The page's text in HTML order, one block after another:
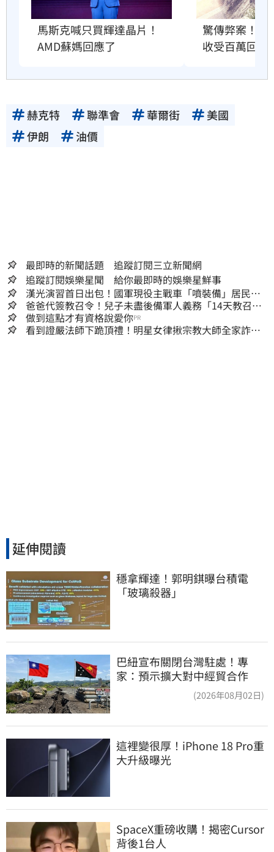
馬斯克喊只買輝達晶片！
AMD蘇媽回應了
驚傳弊案！
收受百萬回扣
赫克特 聯準會 華爾街
美國
伊朗
油價
最即時的新聞話題 追蹤訂閱三立新聞網
追蹤訂閱娛樂星聞 給你最即時的娛樂星鮮事
漢光演習首日出包！國軍現役主戰車「噴裝備」居民撿
到零件…軍方說話了
爸爸代簽教召令！兒子未盡後備軍人義務「14天教召不
去」換3個月刑期
做到這點才有資格說愛你PR
看到證嚴法師下跪頂禮！明星女律揪宗教大師全家詐慈
延伸閱讀
穩拿輝達！郭明錤曝台積電
「玻璃殺器」
巴紐宣布關閉台灣駐處！專
家：預示擴大對中經貿合作
(2026年08月02日)
這裡變很厚！iPhone 18 Pro重
大升級曝光
SpaceX重磅收購！揭密Cursor
背後1台人